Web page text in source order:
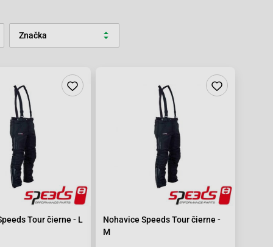
Značka
Tour čierne - L
Nohavice Speeds Tour čierne -
M